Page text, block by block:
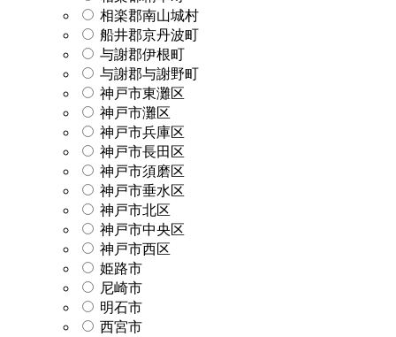
相楽郡南山城村
船井郡京丹波町
与謝郡伊根町
与謝郡与謝野町
神戸市東灘区
神戸市灘区
神戸市兵庫区
神戸市長田区
神戸市須磨区
神戸市垂水区
神戸市北区
神戸市中央区
神戸市西区
姫路市
尼崎市
明石市
西宮市